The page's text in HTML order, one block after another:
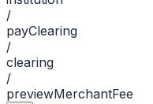
/
payClearing
/
clearing
/
previewMerchantFee